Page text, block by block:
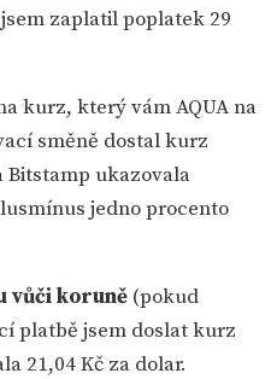
zaplatil poplatek 29
kurz, který vám AQUA na
směně dostal kurz
Bitstamp ukazovala
jedno procento
vůči koruně (pokud
platbě jsem doslat kurz
21,04 Kč za dolar.